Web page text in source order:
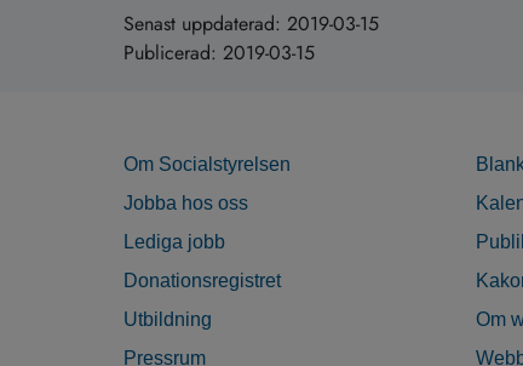
Senast uppdaterad: 2019-03-15
Publicerad: 2019-03-15
Om Socialstyrelsen
Jobba hos oss
Lediga jobb
Donationsregistret
Utbildning
Pressrum
Om